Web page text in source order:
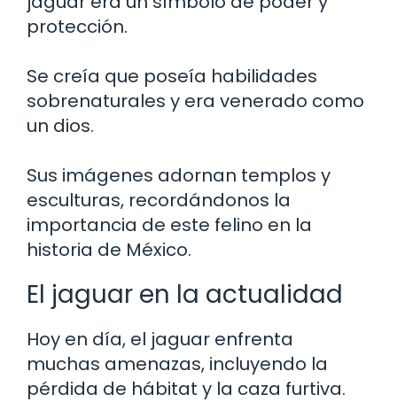
protección.
Se creía que poseía habilidades
sobrenaturales y era venerado como
un dios.
Sus imágenes adornan templos y
esculturas, recordándonos la
importancia de este felino en la
historia de México.
El jaguar en la actualidad
Hoy en día, el jaguar enfrenta
muchas amenazas, incluyendo la
pérdida de hábitat y la caza furtiva.